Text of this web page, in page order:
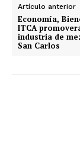
Artículo anterior
Economía,
ITCA
industria de
San Carlos